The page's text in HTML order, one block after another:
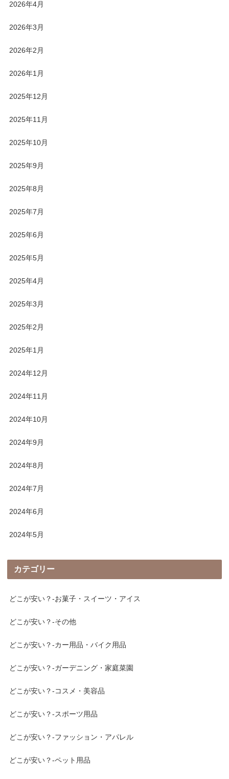
2026年4月
2026年3月
2026年2月
2026年1月
2025年12月
2025年11月
2025年10月
2025年9月
2025年8月
2025年7月
2025年6月
2025年5月
2025年4月
2025年3月
2025年2月
2025年1月
2024年12月
2024年11月
2024年10月
2024年9月
2024年8月
2024年7月
2024年6月
2024年5月
カテゴリー
どこが安い？-お菓子・スイーツ・アイス
どこが安い？-その他
どこが安い？-カー用品・バイク用品
どこが安い？-ガーデニング・家庭菜園
どこが安い？-コスメ・美容品
どこが安い？-スポーツ用品
どこが安い？-ファッション・アパレル
どこが安い？-ペット用品